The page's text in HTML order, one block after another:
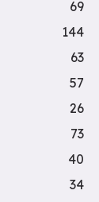
69
144
63
57
26
73
40
34